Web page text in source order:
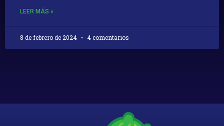
LEER MÁS »
8 de febrero de 2024 4 comentarios